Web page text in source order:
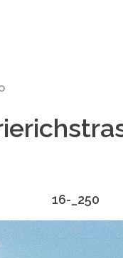
16-_250